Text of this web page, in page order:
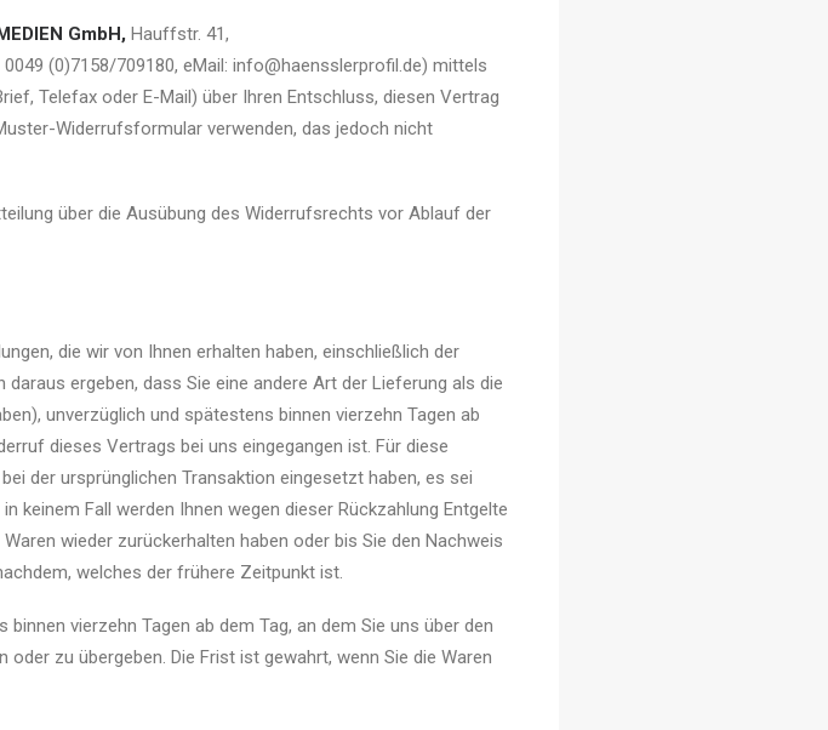
GmbH, Hauffstr. 41,
(0)7158/709180, eMail: info@haensslerprofil.de) mittels
Telefax oder E-Mail) über Ihren Entschluss, diesen Vertrag
Widerrufsformular verwenden, das jedoch nicht
über die Ausübung des Widerrufsrechts vor Ablauf der
die wir von Ihnen erhalten haben, einschließlich der
ergeben, dass Sie eine andere Art der Lieferung als die
unverzüglich und spätestens binnen vierzehn Tagen ab
dieses Vertrags bei uns eingegangen ist. Für diese
der ursprünglichen Transaktion eingesetzt haben, es sei
keinem Fall werden Ihnen wegen dieser Rückzahlung Entgelte
wieder zurückerhalten haben oder bis Sie den Nachweis
welches der frühere Zeitpunkt ist.
vierzehn Tagen ab dem Tag, an dem Sie uns über den
zu übergeben. Die Frist ist gewahrt, wenn Sie die Waren